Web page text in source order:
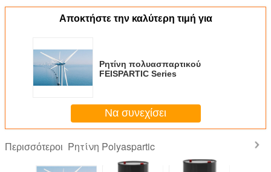
Αποκτήστε την καλύτερη τιμή για
Ρητίνη πολυασπαρτικού
FEISPARTIC Series
Να συνεχίσει
Περισσότεροι Ρητίνη Polyaspartic